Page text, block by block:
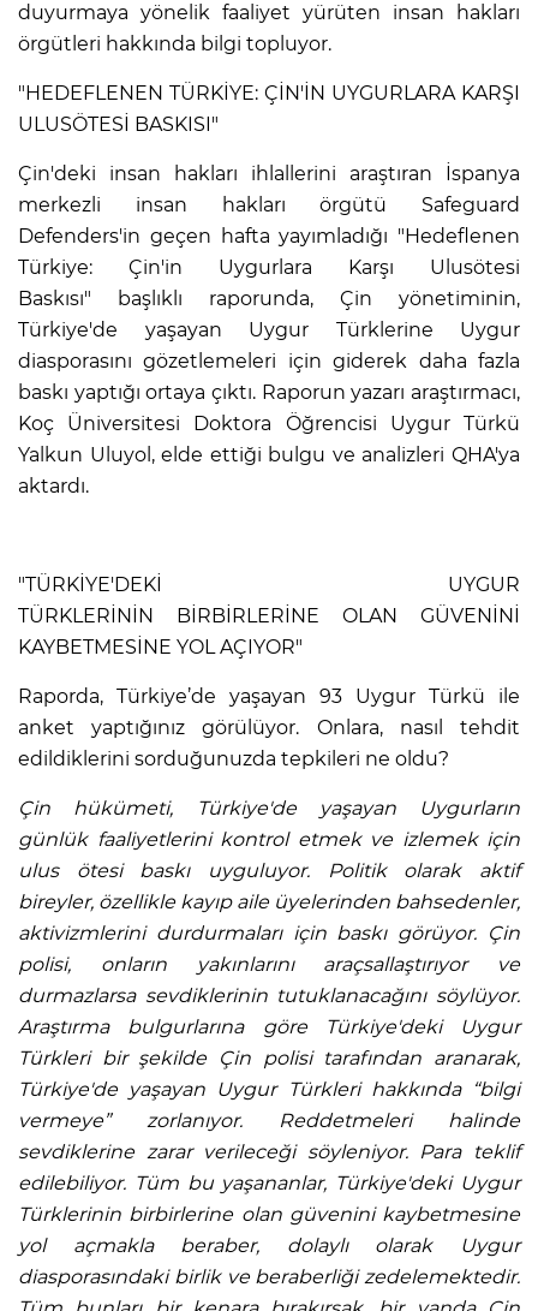
duyurmaya yönelik faaliyet yürüten insan hakları
örgütleri hakkında bilgi topluyor.
"HEDEFLENEN TÜRKİYE: ÇİN'İN UYGURLARA KARŞI
ULUSÖTESİ BASKISI"
Çin'deki insan hakları ihlallerini araştıran İspanya
merkezli insan hakları örgütü Safeguard
Defenders'in geçen hafta yayımladığı "Hedeflenen
Türkiye: Çin'in Uygurlara Karşı Ulusötesi
Baskısı" başlıklı raporunda, Çin yönetiminin,
Türkiye'de yaşayan Uygur Türklerine Uygur
diasporasını gözetlemeleri için giderek daha fazla
baskı yaptığı ortaya çıktı. Raporun yazarı araştırmacı,
Koç Üniversitesi Doktora Öğrencisi Uygur Türkü
Yalkun Uluyol, elde ettiği bulgu ve analizleri QHA'ya
aktardı.
"TÜRKİYE'DEKİ UYGUR
TÜRKLERİNİN BİRBİRLERİNE OLAN GÜVENİNİ
KAYBETMESİNE YOL AÇIYOR"
Raporda, Türkiye’de yaşayan 93 Uygur Türkü ile
anket yaptığınız görülüyor. Onlara, nasıl tehdit
edildiklerini sorduğunuzda tepkileri ne oldu?
Çin hükümeti, Türkiye'de yaşayan Uygurların
günlük faaliyetlerini kontrol etmek ve izlemek için
ulus ötesi baskı uyguluyor. Politik olarak aktif
bireyler, özellikle kayıp aile üyelerinden bahsedenler,
aktivizmlerini durdurmaları için baskı görüyor. Çin
polisi, onların yakınlarını araçsallaştırıyor ve
durmazlarsa sevdiklerinin tutuklanacağını söylüyor.
Araştırma bulgurlarına göre Türkiye'deki Uygur
Türkleri bir şekilde Çin polisi tarafından aranarak,
Türkiye'de yaşayan Uygur Türkleri hakkında “bilgi
vermeye” zorlanıyor. Reddetmeleri halinde
sevdiklerine zarar verileceği söyleniyor. Para teklif
edilebiliyor. Tüm bu yaşananlar, Türkiye'deki Uygur
Türklerinin birbirlerine olan güvenini kaybetmesine
yol açmakla beraber, dolaylı olarak Uygur
diasporasındaki birlik ve beraberliği zedelemektedir.